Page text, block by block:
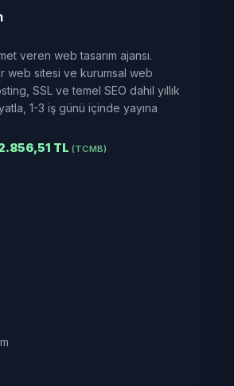
veren web tasarım ajansı.
web sitesi ve kurumsal web
SSL ve temel SEO dahil yıllık
1-3 iş günü içinde yayına
TL (TCMB)